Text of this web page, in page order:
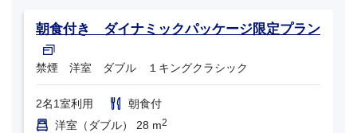
朝食付き ダイナミックパッケージ限定プラン
禁煙 洋室 ダブル １キングクラシック
2名1室利用
朝食付
洋室（ダブル） 28 m2